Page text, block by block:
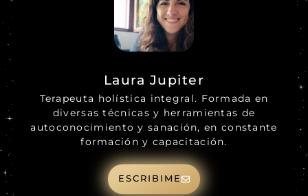
Laura Jupiter
Terapeuta holística integral. Formada en
diversas técnicas y herramientas de
autoconocimiento y sanación, en constante
formación y capacitación.
ESCRIBIME